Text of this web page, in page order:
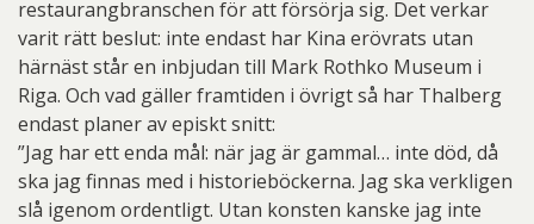
restaurangbranschen för att försörja sig. Det verkar
varit rätt beslut: inte endast har Kina erövrats utan
härnäst står en inbjudan till Mark Rothko Museum i
Riga. Och vad gäller framtiden i övrigt så har Thalberg
endast planer av episkt snitt:
”Jag har ett enda mål: när jag är gammal… inte död, då
ska jag finnas med i historieböckerna. Jag ska verkligen
slå igenom ordentligt. Utan konsten kanske jag inte